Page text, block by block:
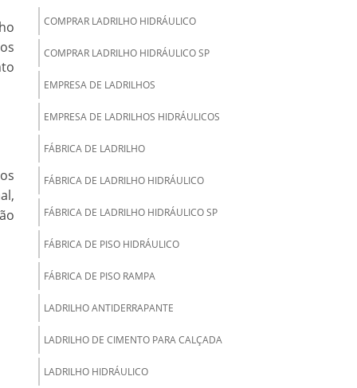
COMPRAR LADRILHO HIDRÁULICO
COMPRAR LADRILHO HIDRÁULICO SP
EMPRESA DE LADRILHOS
EMPRESA DE LADRILHOS HIDRÁULICOS
FÁBRICA DE LADRILHO
FÁBRICA DE LADRILHO HIDRÁULICO
FÁBRICA DE LADRILHO HIDRÁULICO SP
FÁBRICA DE PISO HIDRÁULICO
FÁBRICA DE PISO RAMPA
LADRILHO ANTIDERRAPANTE
LADRILHO DE CIMENTO PARA CALÇADA
LADRILHO HIDRÁULICO